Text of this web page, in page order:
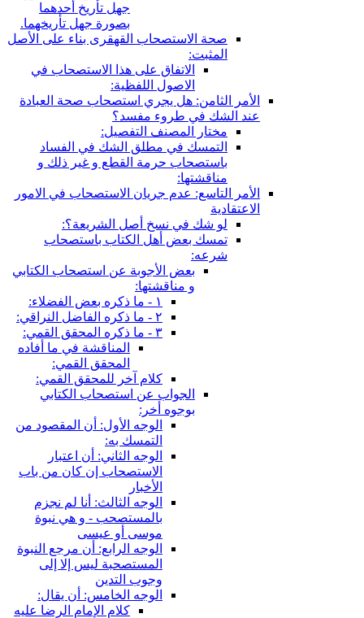
جهل تأريخ أحدهما
بصورة جهل تأريخهما.
صحة الاستصحاب القهقرى بناء على الأصل
المثبت:
الاتفاق على هذا الاستصحاب في
الاصول اللفظية:
الأمر الثامن: هل يجري استصحاب صحة العبادة
عند الشك في طروء مفسد؟
مختار المصنف التفصيل:
التمسك في مطلق الشك في الفساد
باستصحاب حرمة القطع و غير ذلك و
مناقشتها:
الأمر التاسع: عدم جريان الاستصحاب في الامور
الاعتقادية
لو شك في نسخ أصل الشريعة؟:
تمسك بعض أهل الكتاب باستصحاب
شرعه:
بعض الأجوبة عن استصحاب الكتابي
و مناقشتها:
١ - ما ذكره بعض الفضلاء:
٢ - ما ذكره الفاضل النراقي:
٣ - ما ذكره المحقق القمي:
المناقشة في ما أفاده
المحقق القمي:
كلام آخر للمحقق القمي:
الجواب عن استصحاب الكتابي
بوجوه أخر:
الوجه الأول: أن المقصود من
التمسك به:
الوجه الثاني: أن اعتبار
الاستصحاب إن كان من باب
الأخبار
الوجه الثالث: أنا لم نجزم
بالمستصحب - و هي نبوة
موسى أو عيسى
الوجه الرابع: أن مرجع النبوة
المستصحبة ليس إلا إلى
وجوب التدين
الوجه الخامس: أن يقال:
كلام الإمام الرضا عليه